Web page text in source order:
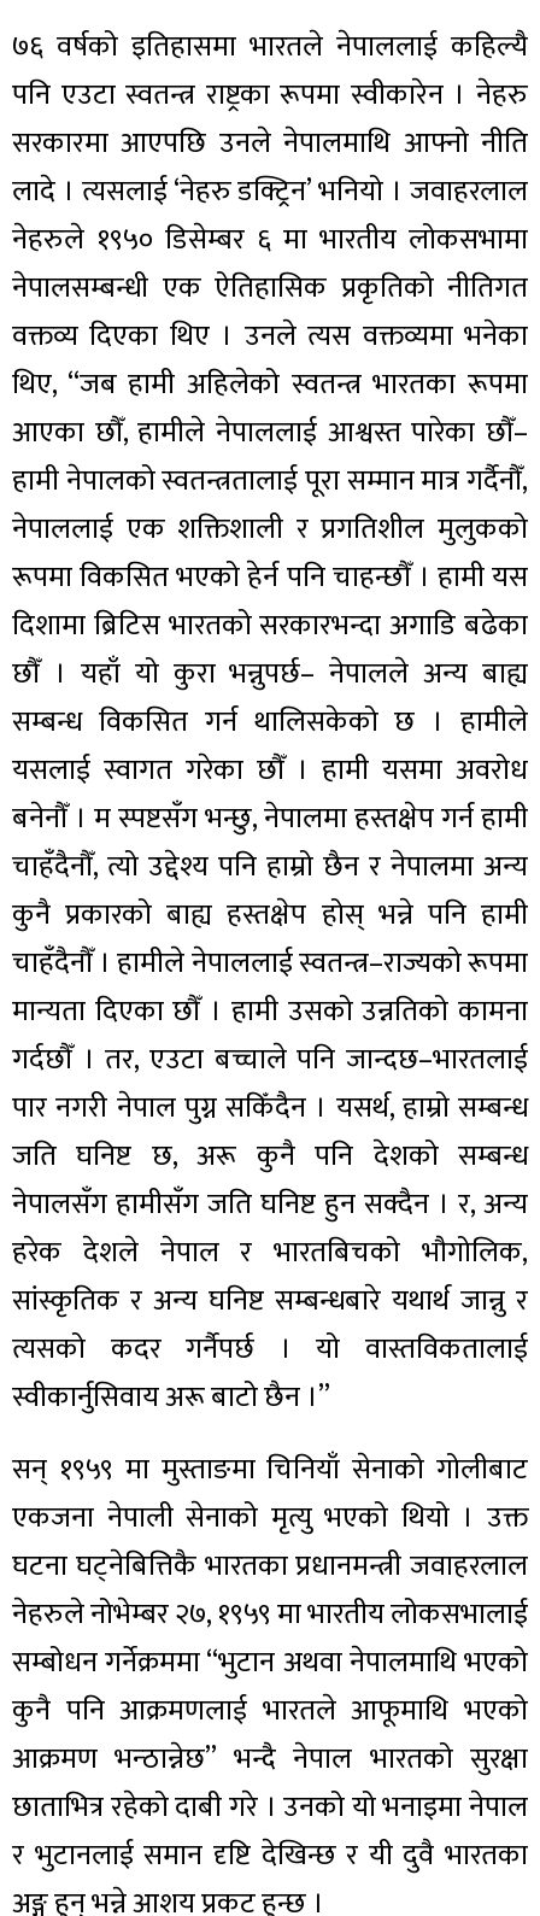
७६ वर्षको इतिहासमा भारतले नेपाललाई कहिल्यै
पनि एउटा स्वतन्त्र राष्ट्रका रूपमा स्वीकारेन । नेहरु
सरकारमा आएपछि उनले नेपालमाथि आफ्नो नीति
लादे । त्यसलाई ‘नेहरु डक्ट्रिन’ भनियो । जवाहरलाल
नेहरुले १९५० डिसेम्बर ६ मा भारतीय लोकसभामा
नेपालसम्बन्धी एक ऐतिहासिक प्रकृतिको नीतिगत
वक्तव्य दिएका थिए । उनले त्यस वक्तव्यमा भनेका
थिए, “जब हामी अहिलेको स्वतन्त्र भारतका रूपमा
आएका छौँ, हामीले नेपाललाई आश्वस्त पारेका छौँ–
हामी नेपालको स्वतन्त्रतालाई पूरा सम्मान मात्र गर्दैनौँ,
नेपाललाई एक शक्तिशाली र प्रगतिशील मुलुकको
रूपमा विकसित भएको हेर्न पनि चाहन्छौँ । हामी यस
दिशामा ब्रिटिस भारतको सरकारभन्दा अगाडि बढेका
छौँ । यहाँ यो कुरा भन्नुपर्छ– नेपालले अन्य बाह्य
सम्बन्ध विकसित गर्न थालिसकेको छ । हामीले
यसलाई स्वागत गरेका छौँ । हामी यसमा अवरोध
बनेनौँ । म स्पष्टसँग भन्छु, नेपालमा हस्तक्षेप गर्न हामी
चाहँदैनौँ, त्यो उद्देश्य पनि हाम्रो छैन र नेपालमा अन्य
कुनै प्रकारको बाह्य हस्तक्षेप होस् भन्ने पनि हामी
चाहँदैनौँ । हामीले नेपाललाई स्वतन्त्र–राज्यको रूपमा
मान्यता दिएका छौँ । हामी उसको उन्नतिको कामना
गर्दछौँ । तर, एउटा बच्चाले पनि जान्दछ–भारतलाई
पार नगरी नेपाल पुग्न सकिँदैन । यसर्थ, हाम्रो सम्बन्ध
जति घनिष्ट छ, अरू कुनै पनि देशको सम्बन्ध
नेपालसँग हामीसँग जति घनिष्ट हुन सक्दैन । र, अन्य
हरेक देशले नेपाल र भारतबिचको भौगोलिक,
सांस्कृतिक र अन्य घनिष्ट सम्बन्धबारे यथार्थ जान्नु र
त्यसको कदर गर्नैपर्छ । यो वास्तविकतालाई
स्वीकार्नुसिवाय अरू बाटो छैन ।”
सन् १९५९ मा मुस्ताङमा चिनियाँ सेनाको गोलीबाट
एकजना नेपाली सेनाको मृत्यु भएको थियो । उक्त
घटना घट्नेबित्तिकै भारतका प्रधानमन्त्री जवाहरलाल
नेहरुले नोभेम्बर २७, १९५९ मा भारतीय लोकसभालाई
सम्बोधन गर्नेक्रममा “भुटान अथवा नेपालमाथि भएको
कुनै पनि आक्रमणलाई भारतले आफूमाथि भएको
आक्रमण भन्ठान्नेछ” भन्दै नेपाल भारतको सुरक्षा
छाताभित्र रहेको दाबी गरे । उनको यो भनाइमा नेपाल
र भुटानलाई समान दृष्टि देखिन्छ र यी दुवै भारतका
अङ्ग हुन् भन्ने आशय प्रकट हुन्छ ।